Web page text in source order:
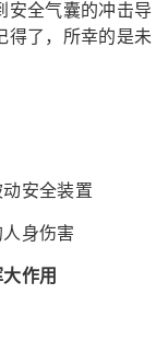
全气囊的冲击导
得了，所幸的是未
安全装置
身伤害
作用